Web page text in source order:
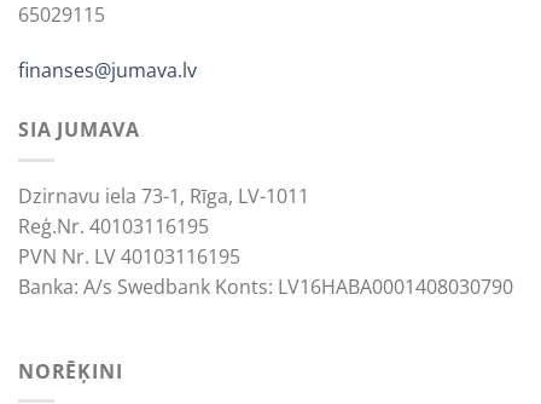
65029115
finanses@jumava.lv
SIA JUMAVA
Dzirnavu iela 73-1, Rīga, LV-1011
Reģ.Nr. 40103116195
PVN Nr. LV 40103116195
Banka: A/s Swedbank Konts: LV16HABA0001408030790
NORĒĶINI